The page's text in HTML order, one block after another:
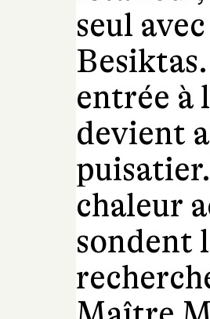
seul
entrée à
devient
chaleur
sondent